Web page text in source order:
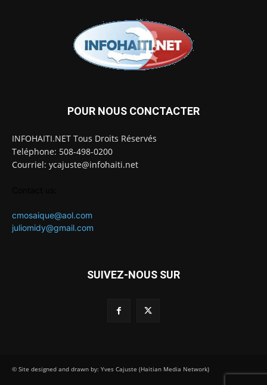
POUR NOUS CONCTACTER
INFOHAITI.NET Tous Droits Réservés
Teléphone: 508-498-0200
Courriel: ycajuste@infohaiti.net
cmosaique@aol.com
juliomidy@gmail.com
SUIVEZ-NOUS SUR
© Site designed and drawn by: Yves Cajuste (Haitian Media Network)